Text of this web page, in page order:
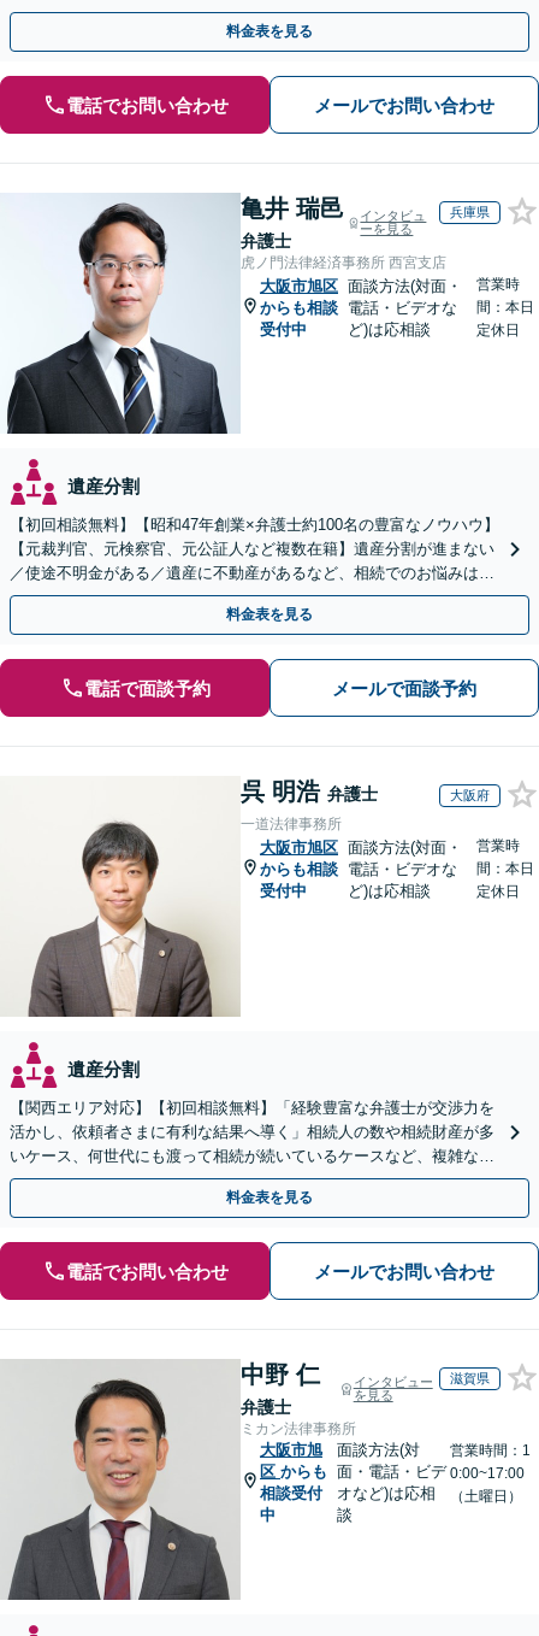
料金表を見る
電話でお問い合わせ メールでお問い合わせ
亀井 瑞邑
弁護士
インタビュ
ーを見る
兵庫県
虎ノ門法律経済事務所 西宮支店
大阪市旭区
からも相談
受付中
面談方法(対面・
電話・ビデオな
ど)は応相談
営業時
間：本日
定休日
遺産分割
【初回相談無料】【昭和47年創業×弁護士約100名の豊富なノウハウ】
【元裁判官、元検察官、元公証人など複数在籍】遺産分割が進まない
／使途不明金がある／遺産に不動産があるなど、相続でのお悩みはご
相談ください【他士業連携で登記・税も対応】
料金表を見る
電話で面談予約 メールで面談予約
呉 明浩 弁護士 大阪府
一道法律事務所
大阪市旭区
からも相談
受付中
面談方法(対面・
電話・ビデオな
ど)は応相談
営業時
間：本日
定休日
遺産分割
【関西エリア対応】【初回相談無料】「経験豊富な弁護士が交渉力を
活かし、依頼者さまに有利な結果へ導く」相続人の数や相続財産が多
いケース、何世代にも渡って相続が続いているケースなど、複雑な事
案でも対応！協議、調停、審判どのフェーズからも相談可
料金表を見る
電話でお問い合わせ メールでお問い合わせ
中野 仁
弁護士
インタビュー
を見る
滋賀県
ミカン法律事務所
大阪市旭
区 からも
相談受付
中
面談方法(対
面・電話・ビデ
オなど)は応相
談
営業時間：1
0:00~17:00
（土曜日）